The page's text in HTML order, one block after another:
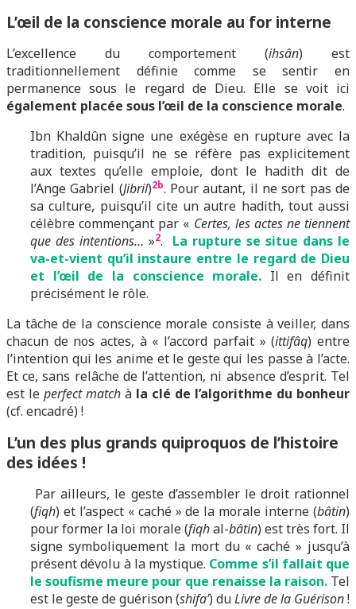
L’œil de la conscience morale au for interne
L’excellence du comportement (ihsân) est
traditionnellement définie comme se sentir en
permanence sous le regard de Dieu. Elle se voit ici
également placée sous l’œil de la conscience morale.
Ibn Khaldûn signe une exégèse en rupture avec la
tradition, puisqu’il ne se réfère pas explicitement
aux textes qu’elle emploie, dont le hadith dit de
l’Ange Gabriel (Jibril)2b. Pour autant, il ne sort pas de
sa culture, puisqu’il cite un autre hadith, tout aussi
célèbre commençant par « Certes, les actes ne tiennent
que des intentions… »2. La rupture se situe dans le
va-et-vient qu’il instaure entre le regard de Dieu
et l’œil de la conscience morale. Il en définit
précisément le rôle.
La tâche de la conscience morale consiste à veiller, dans
chacun de nos actes, à « l’accord parfait » (ittifâq) entre
l’intention qui les anime et le geste qui les passe à l’acte.
Et ce, sans relâche de l’attention, ni absence d’esprit. Tel
est le perfect match à la clé de l’algorithme du bonheur
(cf. encadré) !
L’un des plus grands quiproquos de l’histoire
des idées !
Par ailleurs, le geste d’assembler le droit rationnel
(fiqh) et l’aspect « caché » de la morale interne (bâtin)
pour former la loi morale (fiqhal-bâtin) est très fort. Il
signe symboliquement la mort du « caché » jusqu’à
présent dévolu à la mystique. Comme s’il fallait que
le soufisme meure pour que renaisse la raison.Tel
est le geste de guérison (shifa’) duLivre de la Guérison!